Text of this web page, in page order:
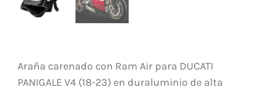
Araña carenado con Ram Air para DUCATI
PANIGALE V4 (18-23) en duraluminio de alta